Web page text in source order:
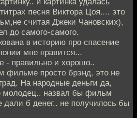
песня Виктора Цоя.... это
считая Джеки Чановских),
до самого-самого.
в историю про спасение
мне нравится...
- правильно и хорошо..
фильме просто брэнд, это не
На народные деньги да,
молодец.. назвал бы фильм
дали б денег.. не получилось бы